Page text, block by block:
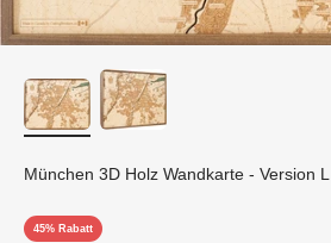
München 3D Holz Wandkarte - Version L
45% Rabatt